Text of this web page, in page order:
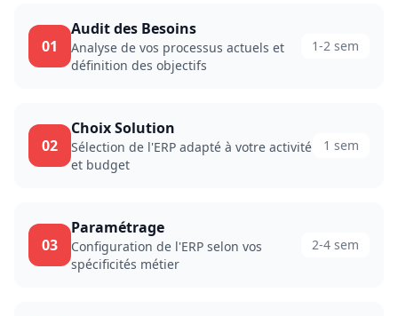
01
Audit des Besoins
Analyse de vos processus actuels et
définition des objectifs
1-2 sem
02
Choix Solution
Sélection de l'ERP adapté à votre activité
et budget
1 sem
03
Paramétrage
Configuration de l'ERP selon vos
spécificités métier
2-4 sem